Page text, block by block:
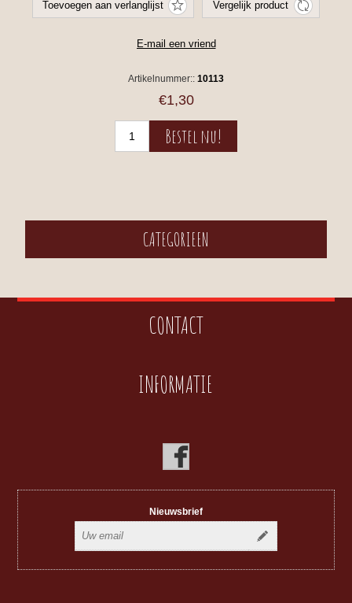
Artikelnummer:: 10113
€1,30
CATEGORIEEN
CONTACT
INFORMATIE
Nieuwsbrief